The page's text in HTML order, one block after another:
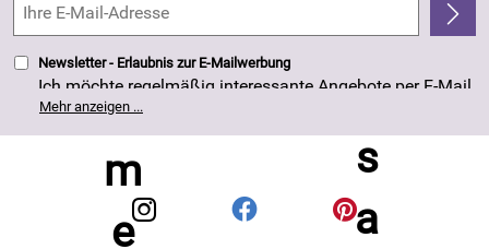
4,8/5
Newsletter - Erlaubnis zur E-Mailwerbung
Ich möchte regelmäßig interessante Angebote per E-Mail
erhalten. Meine E-Mail-Adresse wird nicht an andere
Unternehmen weitergegeben. Die Einwilligung zur
Nutzung meiner E-Mail- Adresse für Werbezwecke kann
Datenschutzerklärung habe ich zur Kenntnis
genommen.
Mehr anzeigen ...